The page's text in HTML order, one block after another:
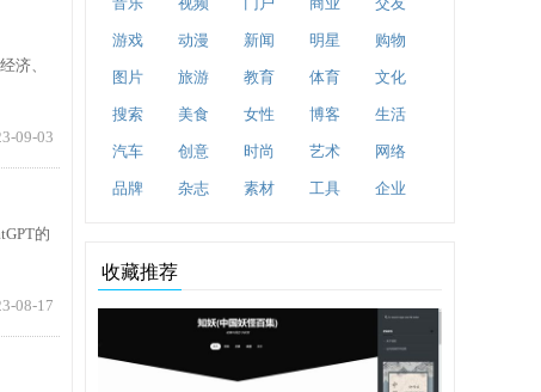
济、
09-03
的
08-17
游戏 动漫 新闻 明星 购物
图片 旅游 教育 体育 文化
搜索 美食 女性 博客 生活
汽车 创意 时尚 艺术 网络
品牌 杂志 素材 工具 企业
收藏推荐